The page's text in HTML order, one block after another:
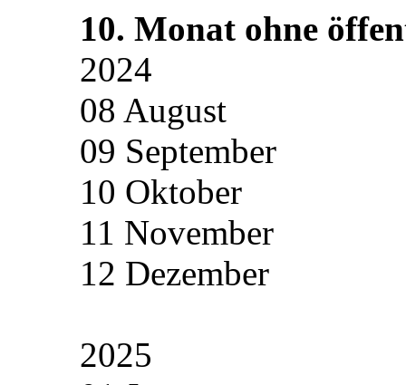
10. Monat ohne
2024
08 August
09 September
10 Oktober
11 November
12 Dezember
2025